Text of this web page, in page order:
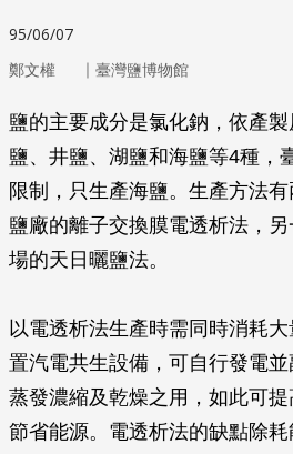
95/06/07
鄭文權 ｜ 臺灣鹽博物館
鹽的主要成分是氯化鈉，依產
鹽、井鹽、湖鹽和海鹽等4種，
限制，只生產海鹽。生產方法
鹽廠的離子交換膜電透析法，
場的天日曬鹽法。
以電透析法生產時需同時消耗
置汽電共生設備，可自行發電
蒸發濃縮及乾燥之用，如此可提
節省能源。電透析法的缺點除